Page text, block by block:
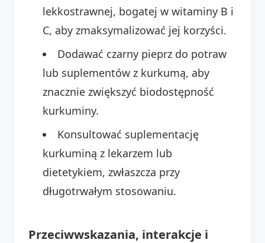
lekkostrawnej, bogatej w witaminy B i
C, aby zmaksymalizować jej korzyści.
Dodawać czarny pieprz do potraw
lub suplementów z kurkumą, aby
znacznie zwiększyć biodostępność
kurkuminy.
Konsultować suplementację
kurkuminą z lekarzem lub
dietetykiem, zwłaszcza przy
długotrwałym stosowaniu.
Przeciwwskazania, interakcje i